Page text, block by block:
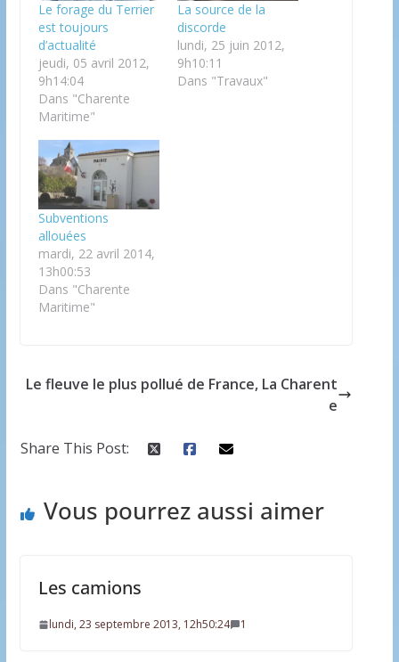
Le forage du Terrier
est toujours
d’actualité
jeudi, 05 avril 2012,
9h14:04
Dans "Charente
Maritime"
La source de la
discorde
lundi, 25 juin 2012,
9h10:11
Dans "Travaux"
Subventions
allouées
mardi, 22 avril 2014,
13h00:53
Dans "Charente
Maritime"
Le fleuve le plus pollué de France, La Charent
e
Share This Post:
Vous pourrez aussi aimer
Les camions
lundi, 23 septembre 2013, 12h50:24 1